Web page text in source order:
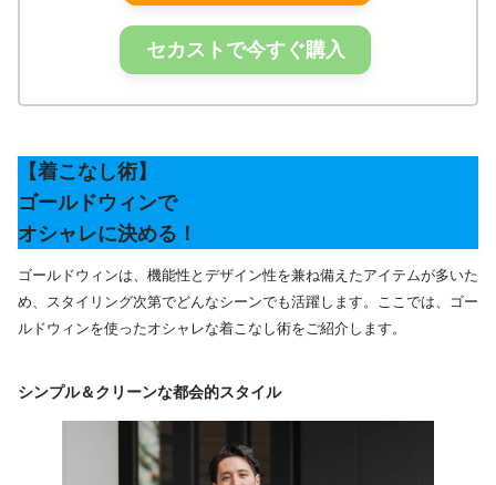
セカストで今すぐ購入
【着こなし術】
ゴールドウィンで
オシャレに決める！
ゴールドウィンは、機能性とデザイン性を兼ね備えたアイテムが多いた
め、スタイリング次第でどんなシーンでも活躍します。ここでは、ゴー
ルドウィンを使ったオシャレな着こなし術をご紹介します。
シンプル＆クリーンな都会的スタイル